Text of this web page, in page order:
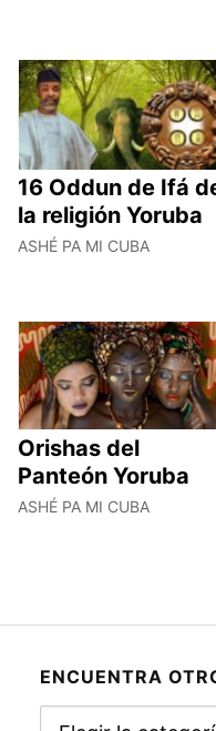
16 Oddun de Ifá
la religión Yoruba
ASHÉ PA MI CUBA
Orishas del
Panteón Yoruba
ASHÉ PA MI CUBA
ENCUENTRA